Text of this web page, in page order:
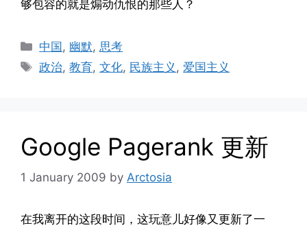
够包容的就是煽动仇恨的那些人？
Categories
中国 , 幽默,思考
Tags
政治,教育,文化, 民族主义 ,爱国主义
Google Pagerank 更新
1 January 2009 by Arctosia
在我离开的这段时间，这玩意儿好像又更新了一